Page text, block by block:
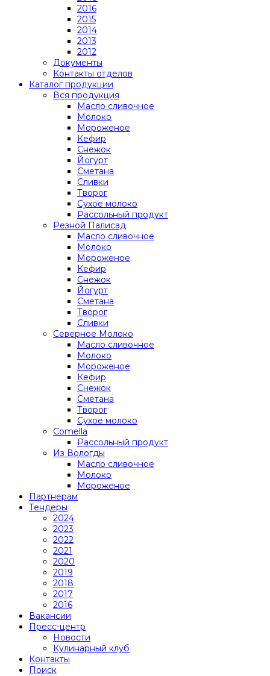
2016
2015
2014
2013
2012
Документы
Контакты отделов
Каталог продукции
Вся продукция
Масло сливочное
Молоко
Мороженое
Кефир
Снежок
Йогурт
Сметана
Сливки
Творог
Сухое молоко
Рассольный продукт
Резной Палисад
Масло сливочное
Молоко
Мороженое
Кефир
Снежок
Йогурт
Сметана
Творог
Сливки
Северное Молоко
Масло сливочное
Молоко
Мороженое
Кефир
Снежок
Сметана
Творог
Сухое молоко
Comеlla
Рассольный продукт
Из Вологды
Масло сливочное
Молоко
Мороженое
Партнерам
Тендеры
2024
2023
2022
2021
2020
2019
2018
2017
2016
Вакансии
Пресс-центр
Новости
Кулинарный клуб
Контакты
Поиск